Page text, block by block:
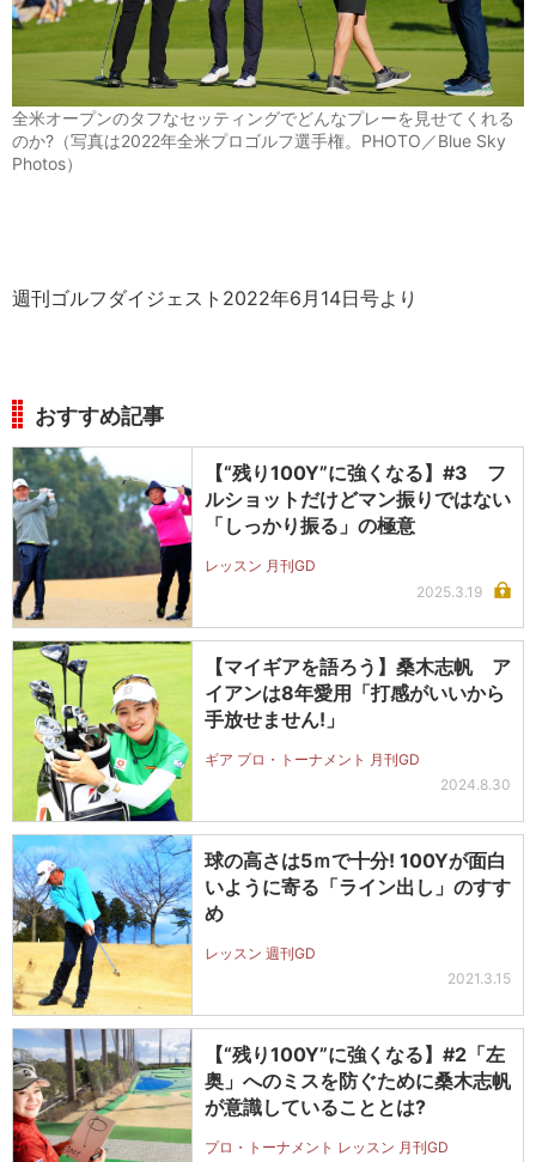
全米オープンのタフなセッティングでどんなプレーを見せてくれる
のか?（写真は2022年全米プロゴルフ選手権。PHOTO／Blue Sky
Photos）
週刊ゴルフダイジェスト2022年6月14日号より
おすすめ記事
【“残り100Y”に強くなる】#3 フ
ルショットだけどマン振りではない
「しっかり振る」の極意
レッスン 月刊GD
2025.3.19
【マイギアを語ろう】桑木志帆 ア
イアンは8年愛用「打感がいいから
手放せません!」
ギア プロ・トーナメント 月刊GD
2024.8.30
球の高さは5ｍで十分! 100Yが面白
いように寄る「ライン出し」のすす
め
レッスン 週刊GD
2021.3.15
【“残り100Y”に強くなる】#2「左
奥」へのミスを防ぐために桑木志帆
が意識していることとは?
プロ・トーナメント レッスン 月刊GD